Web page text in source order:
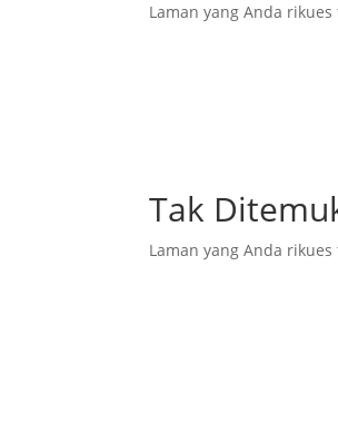
Laman yang Anda
Tak
Laman yang Anda